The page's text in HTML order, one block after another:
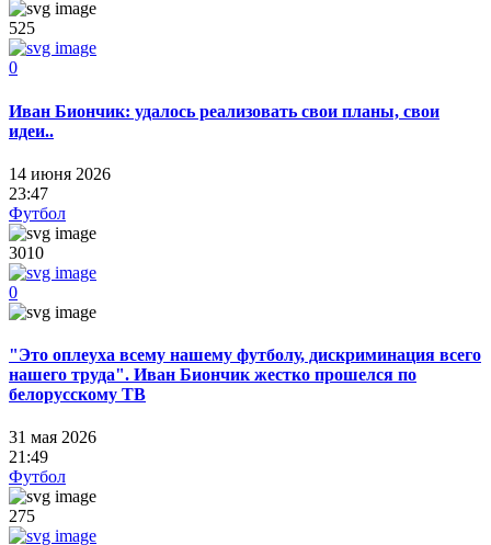
525
0
Иван Биончик: удалось реализовать свои планы, свои
идеи..
14 июня 2026
23:47
Футбол
3010
0
"Это оплеуха всему нашему футболу, дискриминация всего
нашего труда". Иван Биончик жестко прошелся по
белорусскому ТВ
31 мая 2026
21:49
Футбол
275